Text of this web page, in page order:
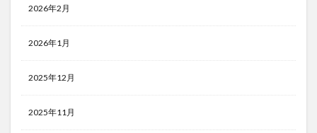
2026年2月
2026年1月
2025年12月
2025年11月